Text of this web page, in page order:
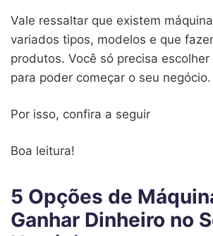
Vale ressaltar que existem
variados tipos, modelos e que
produtos. Você só precisa
para poder começar o seu negócio.
Por isso, confira a seguir
Boa leitura!
5 Opções de
Ganhar Dinheiro no